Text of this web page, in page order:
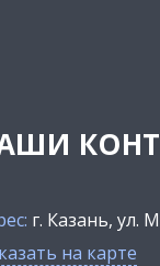
г. Казань, ул.
на карте